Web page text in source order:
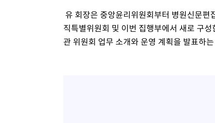
유 회장은 중앙윤리위원회부터 병원신문
직특별위원회 및 이번 집행부에서 새로 구
관 위원회 업무 소개와 운영 계획을 발표하